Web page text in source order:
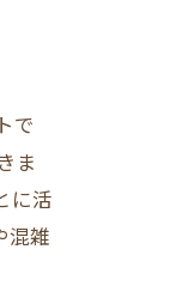
で
ま
に活
混雑